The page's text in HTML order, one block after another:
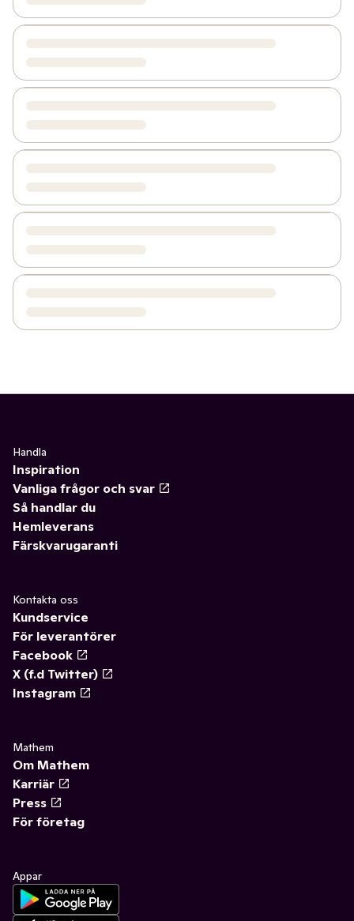
Handla
Inspiration
Vanliga frågor och svar
Så handlar du
Hemleverans
Färskvarugaranti
Kontakta oss
Kundservice
För leverantörer
Facebook
X (f.d Twitter)
Instagram
Mathem
Om Mathem
Karriär
Press
För företag
Appar